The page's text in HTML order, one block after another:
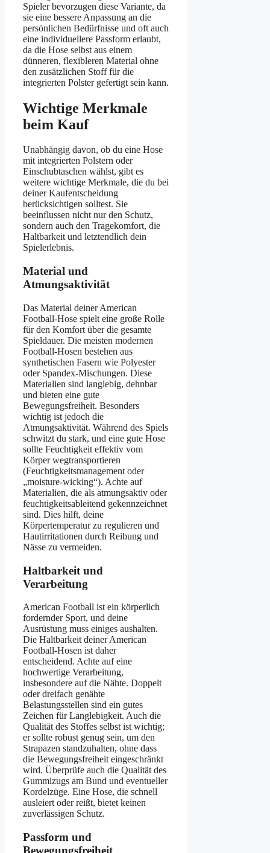
Spieler bevorzugen diese Variante, da
sie eine bessere Anpassung an die
persönlichen Bedürfnisse und oft auch
eine individuellere Passform erlaubt,
da die Hose selbst aus einem
dünneren, flexibleren Material ohne
den zusätzlichen Stoff für die
integrierten Polster gefertigt sein kann.
Wichtige Merkmale
beim Kauf
Unabhängig davon, ob du eine Hose
mit integrierten Polstern oder
Einschubtaschen wählst, gibt es
weitere wichtige Merkmale, die du bei
deiner Kaufentscheidung
berücksichtigen solltest. Sie
beeinflussen nicht nur den Schutz,
sondern auch den Tragekomfort, die
Haltbarkeit und letztendlich dein
Spielerlebnis.
Material und
Atmungsaktivität
Das Material deiner American
Football-Hose spielt eine große Rolle
für den Komfort über die gesamte
Spieldauer. Die meisten modernen
Football-Hosen bestehen aus
synthetischen Fasern wie Polyester
oder Spandex-Mischungen. Diese
Materialien sind langlebig, dehnbar
und bieten eine gute
Bewegungsfreiheit. Besonders
wichtig ist jedoch die
Atmungsaktivität. Während des Spiels
schwitzt du stark, und eine gute Hose
sollte Feuchtigkeit effektiv vom
Körper wegtransportieren
(Feuchtigkeitsmanagement oder
„moisture-wicking“). Achte auf
Materialien, die als atmungsaktiv oder
feuchtigkeitsableitend gekennzeichnet
sind. Dies hilft, deine
Körpertemperatur zu regulieren und
Hautirritationen durch Reibung und
Nässe zu vermeiden.
Haltbarkeit und
Verarbeitung
American Football ist ein körperlich
fordernder Sport, und deine
Ausrüstung muss einiges aushalten.
Die Haltbarkeit deiner American
Football-Hosen ist daher
entscheidend. Achte auf eine
hochwertige Verarbeitung,
insbesondere auf die Nähte. Doppelt
oder dreifach genähte
Belastungsstellen sind ein gutes
Zeichen für Langlebigkeit. Auch die
Qualität des Stoffes selbst ist wichtig;
er sollte robust genug sein, um den
Strapazen standzuhalten, ohne dass
die Bewegungsfreiheit eingeschränkt
wird. Überprüfe auch die Qualität des
Gummizugs am Bund und eventueller
Kordelzüge. Eine Hose, die schnell
ausleiert oder reißt, bietet keinen
zuverlässigen Schutz.
Passform und
Bewegungsfreiheit